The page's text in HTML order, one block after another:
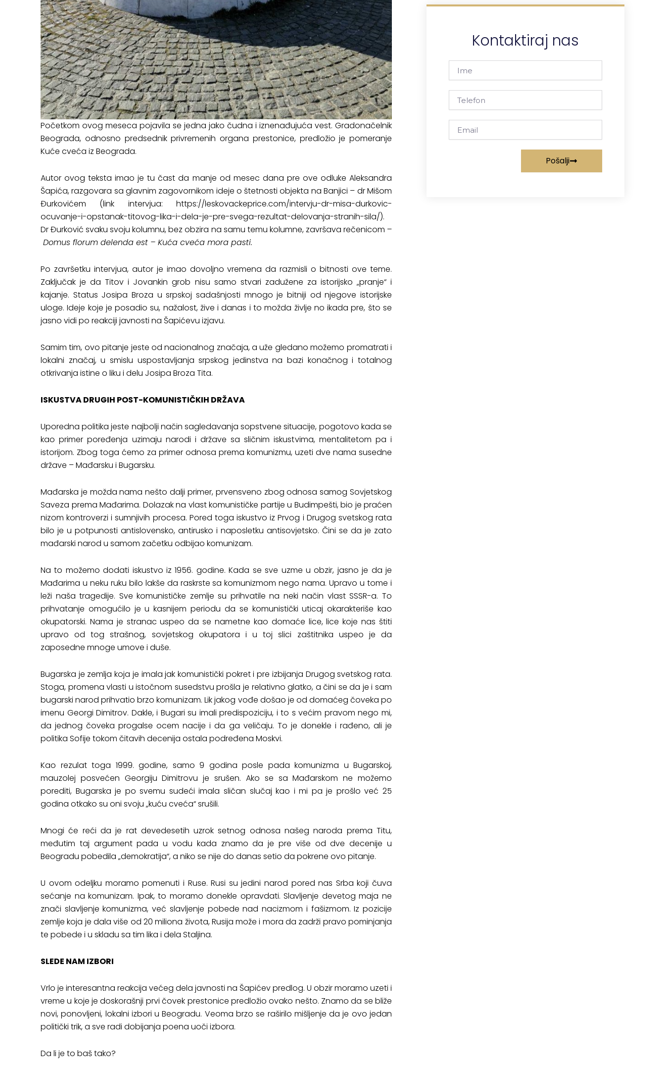
Početkom ovog meseca pojavila se jedna jako čudna i iznenađujuća vest. Gradonačelnik
Beograda, odnosno predsednik privremenih organa prestonice, predložio je pomeranje
Kuće cveća iz Beograda.
Autor ovog teksta imao je tu čast da manje od mesec dana pre ove odluke Aleksandra
Šapića, razgovara sa glavnim zagovornikom ideje o štetnosti objekta na Banjici – dr Mišom
Đurkovićem (link intervjua: https://leskovackeprice.com/intervju-dr-misa-durkovic-
ocuvanje-i-opstanak-titovog-lika-i-dela-je-pre-svega-rezultat-delovanja-stranih-sila/).
Dr Đurković svaku svoju kolumnu, bez obzira na samu temu kolumne, završava rečenicom –
Domus florum delenda est – Kuća cveća mora pasti.
Po završetku intervjua, autor je imao dovoljno vremena da razmisli o bitnosti ove teme.
Zaključak je da Titov i Jovankin grob nisu samo stvari zadužene za istorijsko „pranje“ i
kajanje. Status Josipa Broza u srpskoj sadašnjosti mnogo je bitniji od njegove istorijske
uloge. Ideje koje je posadio su, nažalost, žive i danas i to možda življe no ikada pre, što se
jasno vidi po reakciji javnosti na Šapićevu izjavu.
Samim tim, ovo pitanje jeste od nacionalnog značaja, a uže gledano možemo promatrati i
lokalni značaj, u smislu uspostavljanja srpskog jedinstva na bazi konačnog i totalnog
otkrivanja istine o liku i delu Josipa Broza Tita.
ISKUSTVA DRUGIH POST-KOMUNISTIČKIH DRŽAVA
Uporedna politika jeste najbolji način sagledavanja sopstvene situacije, pogotovo kada se
kao primer poređenja uzimaju narodi i države sa sličnim iskustvima, mentalitetom pa i
istorijom. Zbog toga ćemo za primer odnosa prema komunizmu, uzeti dve nama susedne
države – Mađarsku i Bugarsku.
Mađarska je možda nama nešto dalji primer, prvensveno zbog odnosa samog Sovjetskog
Saveza prema Mađarima. Dolazak na vlast komunističke partije u Budimpešti, bio je praćen
nizom kontroverzi i sumnjivih procesa. Pored toga iskustvo iz Prvog i Drugog svetskog rata
bilo je u potpunosti antislovensko, antirusko i naposletku antisovjetsko. Čini se da je zato
mađarski narod u samom začetku odbijao komunizam.
Na to možemo dodati iskustvo iz 1956. godine. Kada se sve uzme u obzir, jasno je da je
Mađarima u neku ruku bilo lakše da raskrste sa komunizmom nego nama. Upravo u tome i
leži naša tragedije. Sve komunističke zemlje su prihvatile na neki način vlast SSSR-a. To
prihvatanje omogućilo je u kasnijem periodu da se komunistički uticaj okarakteriše kao
okupatorski. Nama je stranac uspeo da se nametne kao domaće lice, lice koje nas štiti
upravo od tog strašnog, sovjetskog okupatora i u toj slici zaštitnika uspeo je da
zaposedne mnoge umove i duše.
Bugarska je zemlja koja je imala jak komunistički pokret i pre izbijanja Drugog svetskog rata.
Stoga, promena vlasti u istočnom susedstvu prošla je relativno glatko, a čini se da je i sam
bugarski narod prihvatio brzo komunizam. Lik jakog vođe došao je od domaćeg čoveka po
imenu Georgi Dimitrov. Dakle, i Bugari su imali predispoziciju, i to s većim pravom nego mi,
da jednog čoveka progalse ocem nacije i da ga veličaju. To je donekle i rađeno, ali je
politika Sofije tokom čitavih decenija ostala podređena Moskvi.
Kao rezulat toga 1999. godine, samo 9 godina posle pada komunizma u Bugarskoj,
mauzolej posvećen Georgiju Dimitrovu je srušen. Ako se sa Mađarskom ne možemo
porediti, Bugarska je po svemu sudeći imala sličan slučaj kao i mi pa je prošlo već 25
godina otkako su oni svoju „kuću cveća“ srušili.
Mnogi će reći da je rat devedesetih uzrok setnog odnosa našeg naroda prema Titu,
međutim taj argument pada u vodu kada znamo da je pre više od dve decenije u
Beogradu pobedila „demokratija“, a niko se nije do danas setio da pokrene ovo pitanje.
U ovom odeljku moramo pomenuti i Ruse. Rusi su jedini narod pored nas Srba koji čuva
sećanje na komunizam. Ipak, to moramo donekle opravdati. Slavljenje devetog maja ne
znači slavljenje komunizma, već slavljenje pobede nad nacizmom i fašizmom. Iz pozicije
zemlje koja je dala više od 20 miliona života, Rusija može i mora da zadrži pravo pominjanja
te pobede i u skladu sa tim lika i dela Staljina.
SLEDE NAM IZBORI
Vrlo je interesantna reakcija većeg dela javnosti na Šapićev predlog. U obzir moramo uzeti i
vreme u koje je doskorašnji prvi čovek prestonice predložio ovako nešto. Znamo da se bliže
novi, ponovljeni, lokalni izbori u Beogradu. Veoma brzo se raširilo mišljenje da je ovo jedan
politički trik, a sve radi dobijanja poena uoči izbora.
Da li je to baš tako?
Kontaktiraj nas
Ime
Telefon
Email
Pošalji